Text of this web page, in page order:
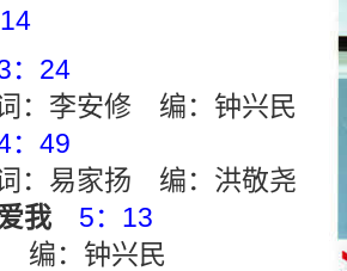
：24
：李安修 编：钟兴民
：49
：易家扬 编：洪敬尧
我
5：13
编：钟兴民